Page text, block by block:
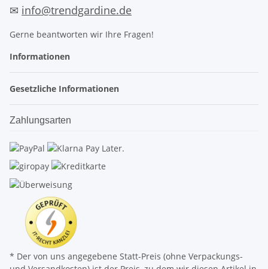
✉ info@trendgardine.de
Gerne beantworten wir Ihre Fragen!
Informationen
Gesetzliche Informationen
Zahlungsarten
* Der von uns angegebene Statt-Preis (ohne Verpackungs-